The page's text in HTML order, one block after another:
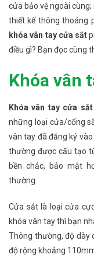
cửa bảo vệ ngoài
thiết kế thông thoáng
khóa vân tay cửa sắt
điều gì? Bạn đọc cùng
Khóa vân
Khóa vân tay cửa sắt
những loại cửa/cổng
vân tay đã đăng ký
thường được cấu tạo
bền chắc, bảo mật
thường.
Cửa sắt là loại cửa
khóa vân tay thì bạn
Thông thường, độ dày
độ rộng khoảng